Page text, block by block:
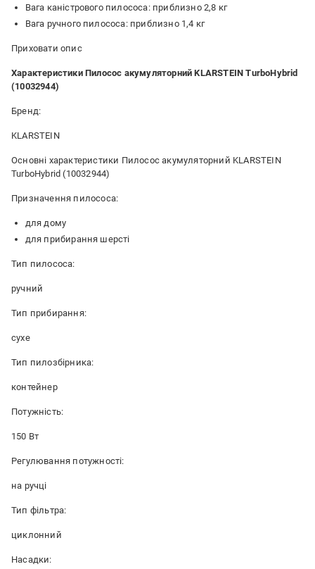
Вага каністрового пилососа: приблизно 2,8 кг
Вага ручного пилососа: приблизно 1,4 кг
Приховати опис
Характеристики Пилосос акумуляторний KLARSTEIN TurboHybrid
(10032944)
Бренд:
KLARSTEIN
Основні характеристики Пилосос акумуляторний KLARSTEIN
TurboHybrid (10032944)
Призначення пилососа:
для дому
для прибирання шерсті
Тип пилососа:
ручний
Тип прибирання:
сухе
Тип пилозбірника:
контейнер
Потужність:
150 Вт
Регулювання потужності:
на ручці
Тип фільтра:
циклонний
Насадки: